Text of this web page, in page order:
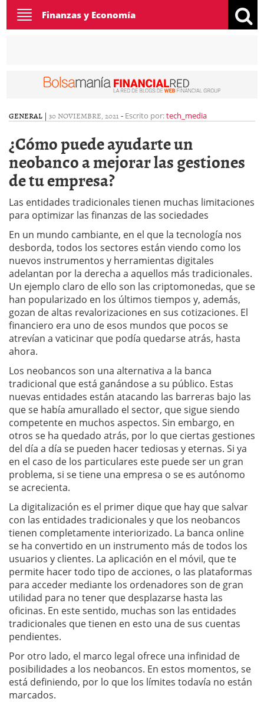
Toggle
navigation
Finanzas y Economía
GENERAL | 30 NOVIEMBRE, 2021 - Escrito por:tech_media
¿Cómo puede ayudarte un
neobanco a mejorar las gestiones
de tu empresa?
Las entidades tradicionales tienen muchas limitaciones
para optimizar las finanzas de las sociedades
En un mundo cambiante, en el que la tecnología nos
desborda, todos los sectores están viendo como los
nuevos instrumentos y herramientas digitales
adelantan por la derecha a aquellos más tradicionales.
Un ejemplo claro de ello son las criptomonedas, que se
han popularizado en los últimos tiempos y, además,
gozan de altas revalorizaciones en sus cotizaciones. El
financiero era uno de esos mundos que pocos se
atrevían a vaticinar que podía quedarse atrás, hasta
ahora.
Los neobancos son una alternativa a la banca
tradicional que está ganándose a su público. Estas
nuevas entidades están atacando las barreras bajo las
que se había amurallado el sector, que sigue siendo
competente en muchos aspectos. Sin embargo, en
otros se ha quedado atrás, por lo que ciertas gestiones
del día a día se pueden hacer tediosas y eternas. Si ya
en el caso de los particulares este puede ser un gran
problema, si se tiene una empresa o se es autónomo
se acrecienta.
La digitalización es el primer dique que hay que salvar
con las entidades tradicionales y que los neobancos
tienen completamente interiorizado. La banca online
se ha convertido en un instrumento más de todos los
usuarios y clientes. La aplicación en el móvil, que te
permite hacer todo tipo de acciones, o las plataformas
para acceder mediante los ordenadores son de gran
utilidad para no tener que desplazarse hasta las
oficinas. En este sentido, muchas son las entidades
tradicionales que tienen en esto una de sus cuentas
pendientes.
Por otro lado, el marco legal ofrece una infinidad de
posibilidades a los neobancos. En estos momentos, se
está definiendo, por lo que los límites todavía no están
marcados.